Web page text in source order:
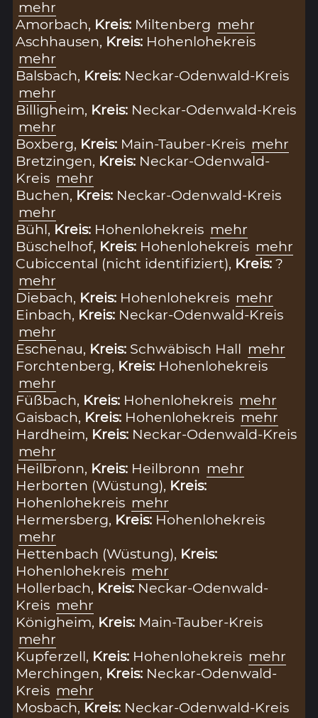
mehr
Amorbach, Kreis: Miltenberg mehr
Aschhausen, Kreis: Hohenlohekreis
mehr
Balsbach, Kreis: Neckar-Odenwald-Kreis
mehr
Billigheim, Kreis: Neckar-Odenwald-Kreis
mehr
Boxberg, Kreis: Main-Tauber-Kreis mehr
Bretzingen, Kreis: Neckar-Odenwald-
Kreis mehr
Buchen, Kreis: Neckar-Odenwald-Kreis
mehr
Bühl, Kreis: Hohenlohekreis mehr
Büschelhof, Kreis: Hohenlohekreis mehr
Cubiccental (nicht identifiziert), Kreis:?
mehr
Diebach, Kreis: Hohenlohekreis mehr
Einbach, Kreis: Neckar-Odenwald-Kreis
mehr
Eschenau, Kreis: Schwäbisch Hall mehr
Forchtenberg, Kreis: Hohenlohekreis
mehr
Füßbach, Kreis: Hohenlohekreis mehr
Gaisbach, Kreis: Hohenlohekreis mehr
Hardheim, Kreis: Neckar-Odenwald-Kreis
mehr
Heilbronn, Kreis: Heilbronn mehr
Herborten (Wüstung), Kreis:
Hohenlohekreis mehr
Hermersberg, Kreis: Hohenlohekreis
mehr
Hettenbach (Wüstung), Kreis:
Hohenlohekreis mehr
Hollerbach, Kreis: Neckar-Odenwald-
Kreis mehr
Königheim, Kreis: Main-Tauber-Kreis
mehr
Kupferzell, Kreis: Hohenlohekreis mehr
Merchingen, Kreis: Neckar-Odenwald-
Kreis mehr
Mosbach, Kreis: Neckar-Odenwald-Kreis